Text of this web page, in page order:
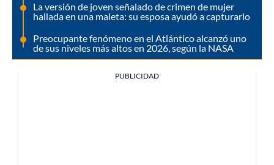
La versión de joven señalado de crimen de mujer
hallada en una maleta: su esposa ayudó a capturarlo
Preocupante fenómeno en el Atlántico alcanzó uno
de sus niveles más altos en 2026, según la NASA
PUBLICIDAD